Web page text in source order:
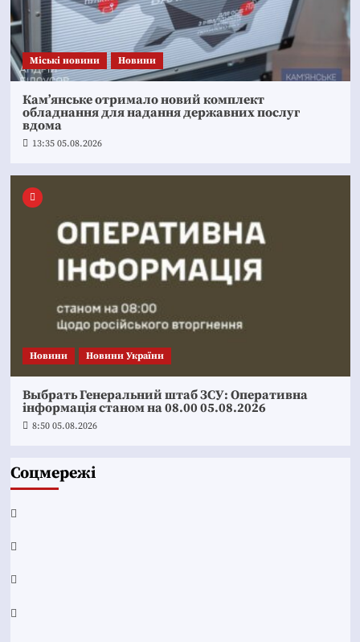
Mіські новини Новини
Кам’янське отримало новий комплект
обладнання для надання державних послуг
вдома
13:35 05.08.2026
Новини Новини України
Выбрать Генеральний штаб ЗСУ: Оперативна
інформація станом на 08.00 05.08.2026
8:50 05.08.2026
Соцмережі
Facebook
YouTube
Telegram
Instagram